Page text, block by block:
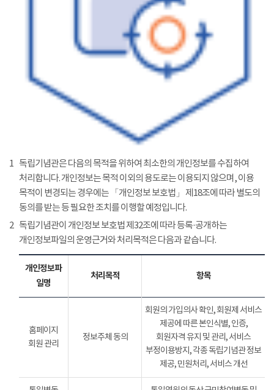
1 독립기념관은 다음의 목적을 위하여 최소한의 개인정보를 수집하여
처리합니다. 개인정보는 목적 이외의 용도로는 이용되지 않으며, 이용
목적이 변경되는 경우에는 「개인정보 보호법」 제18조에 따라 별도의
동의를 받는 등 필요한 조치를 이행할 예정입니다.
2 독립기념관이 개인정보 보호법 제32조에 따라 등록·공개하는
개인정보파일의 운영근거와 처리목적은 다음과 같습니다.
개인정보파
일명
처리목적 항목
홈페이지
회원 관리
정보주체 동의
회원의 가입의사 확인, 회원제 서비스
제공에 따른 본인식별, 인증,
회원자격 유지 및 관리, 서비스
부정이용방지, 각종 독립기념관 정보
제공, 민원처리, 서비스 개선